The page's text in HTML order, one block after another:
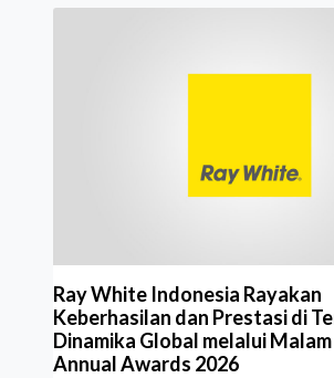
aktif merencanakan kepemilikan
kepemilikan hingga riwaya
Ray White Indonesia Rayakan
Keberhasilan dan Prestasi di
Dinamika Global melalui
Annual Awards 2026